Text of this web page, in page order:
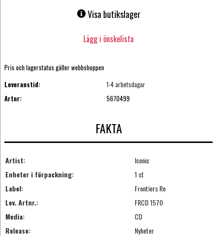
Visa butikslager
Lägg i önskelista
Pris och lagerstatus gäller webbshoppen
Leveranstid:
1-4 arbetsdagar
Artnr:
5670499
FAKTA
Artist:
Iconic
Enheter i förpackning:
1 st
Label:
Frontiers Re
Lev. Artnr.:
FRCD 1570
Media:
CD
Release:
Nyheter